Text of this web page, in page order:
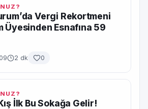
Vergi Rekortmeni
Üyesinden Esnafına 59
2 dk 0
İlk Bu Sokağa Gelir!